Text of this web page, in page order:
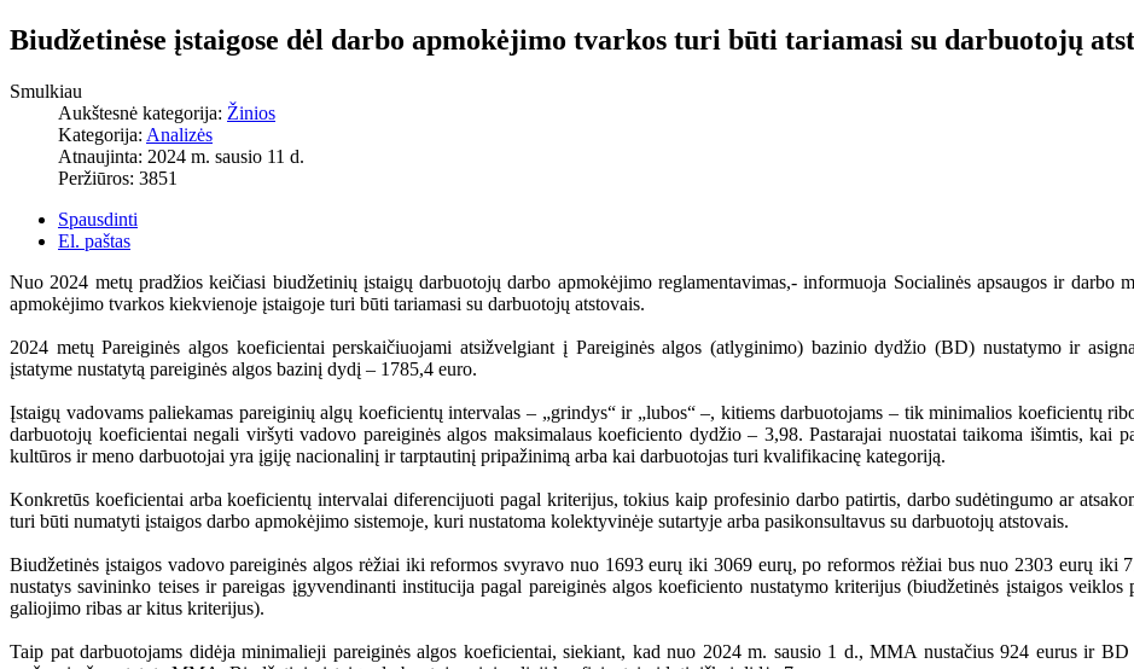
Biudžetinėse įstaigose dėl darbo apmokėjimo tvarkos turi būti tariamasi su darbuotojų
Smulkiau
Aukštesnė kategorija: Žinios
Kategorija: Analizės
Atnaujinta: 2024 m. sausio 11 d.
Peržiūros: 3851
Spausdinti
El. paštas
Nuo 2024 metų pradžios keičiasi biudžetinių įstaigų darbuotojų darbo apmokėjimo reglamentavimas,- informuoja Socialinės apsaugos ir
apmokėjimo tvarkos kiekvienoje įstaigoje turi būti tariamasi su darbuotojų atstovais.
2024 metų Pareiginės algos koeficientai perskaičiuojami atsižvelgiant į Pareiginės algos (atlyginimo) bazinio dydžio (BD) nustatymo ir
įstatyme nustatytą pareiginės algos bazinį dydį – 1785,4 euro.
Įstaigų vadovams paliekamas pareiginių algų koeficientų intervalas – „grindys“ ir „lubos“ –, kitiems darbuotojams – tik minimalios koeficientų
darbuotojų koeficientai negali viršyti vadovo pareiginės algos maksimalaus koeficiento dydžio – 3,98. Pastarajai nuostatai taikoma išimtis, kai
kultūros ir meno darbuotojai yra įgiję nacionalinį ir tarptautinį pripažinimą arba kai darbuotojas turi kvalifikacinę kategoriją.
Konkretūs koeficientai arba koeficientų intervalai diferencijuoti pagal kriterijus, tokius kaip profesinio darbo patirtis, darbo sudėtingumo ar
turi būti numatyti įstaigos darbo apmokėjimo sistemoje, kuri nustatoma kolektyvinėje sutartyje arba pasikonsultavus su darbuotojų atstovais.
Biudžetinės įstaigos vadovo pareiginės algos rėžiai iki reformos svyravo nuo 1693 eurų iki 3069 eurų, po reformos rėžiai bus nuo 2303 eurų iki
nustatys savininko teises ir pareigas įgyvendinanti institucija pagal pareiginės algos koeficiento nustatymo kriterijus (biudžetinės įstaigos
galiojimo ribas ar kitus kriterijus).
Taip pat darbuotojams didėja minimalieji pareiginės algos koeficientai, siekiant, kad nuo 2024 m. sausio 1 d., MMA nustačius 924 eurus ir